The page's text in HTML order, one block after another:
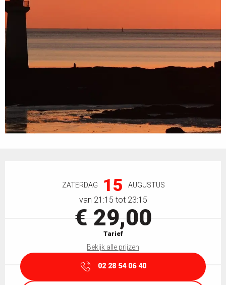
ZATERDAG 15 AUGUSTUS
van 21:15 tot 23:15
€ 29,00
Tarief
Bekijk alle prijzen
02 28 54 06 40